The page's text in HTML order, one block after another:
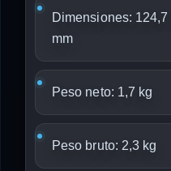
Dimensiones:
mm
Peso neto: 1,7 kg
Peso bruto: 2,3 kg